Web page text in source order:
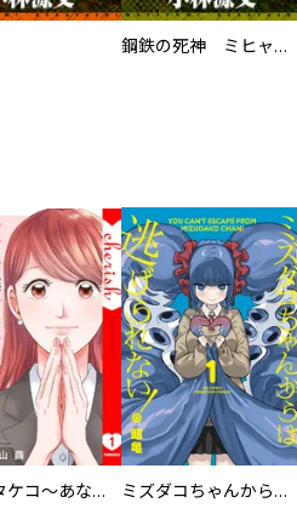
鋼鉄の死神 ミヒャエル・ビットマン戦記
葬儀屋タケコ～あなたの最期、叶えます【電子単行本版】 ミズダコちゃんからは逃げられない！